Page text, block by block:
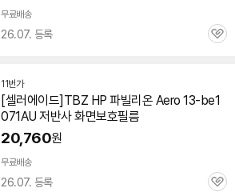
무료배송
26.07. 등록
관
11번가
[셀러에이드]TBZ HP 파빌리온 Aero 13-be1
071AU 저반사 화면보호필름
20,760원
무료배송
26.07. 등록
관